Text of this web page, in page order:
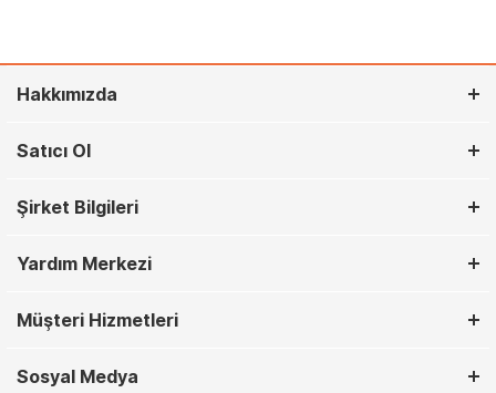
Hakkımızda
Satıcı Ol
Şirket Bilgileri
Yardım Merkezi
Müşteri Hizmetleri
Sosyal Medya